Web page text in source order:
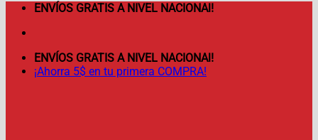
ENVÍOS GRATIS A NIVEL NACIONAl!
ENVÍOS GRATIS A NIVEL NACIONAl!
¡Ahorra 5$ en tu primera COMPRA!